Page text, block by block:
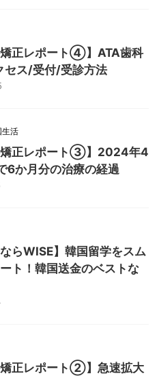
矯正レポート➃】ATA歯科
セス/受付/受診方法
生活
矯正レポート➂】2024年4
6か月分の治療の経過
ならWISE】韓国留学をスム
ト！韓国送金のベストな
矯正レポート➁】急速拡大